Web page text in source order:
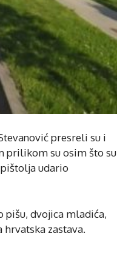
presreli su i
prilikom su osim što su
udario
pišu, dvojica mladića,
zastava.